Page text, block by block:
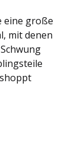
eine große
mit denen